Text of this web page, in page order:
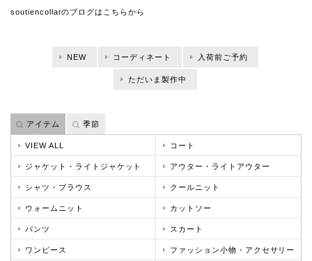
soutiencollarのブログは こちらから
アイテム 季節
NEW コーディネート 入荷前ご予約
ただいま製作中
VIEW ALL コート
ジャケット・ライトジャケット アウター・ライトアウター
シャツ・ブラウス クールニット
ウォームニット カットソー
パンツ スカート
ワンピース ファッション小物・アクセサリー